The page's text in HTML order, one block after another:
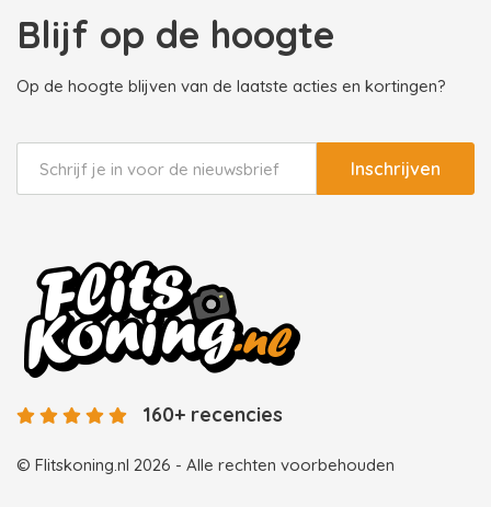
Blijf op de hoogte
Op de hoogte blijven van de laatste acties en kortingen?
Inschrijven
© Flitskoning.nl 2026 - Alle rechten voorbehouden
160+ recencies